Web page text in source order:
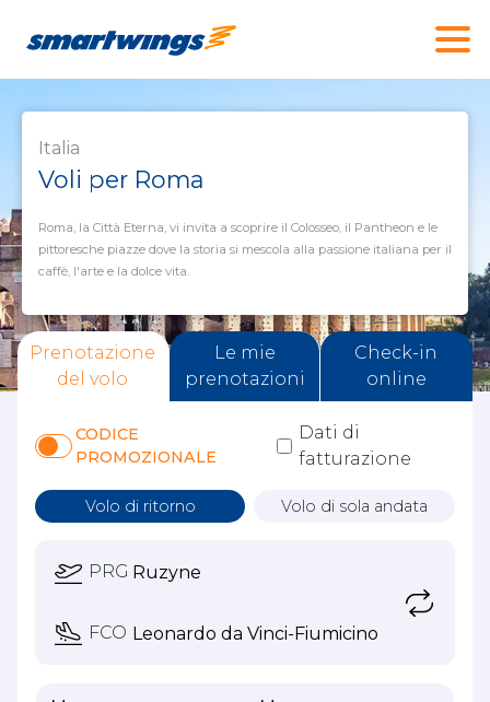
Italia
Voli per Roma
Roma, la Città Eterna, vi invita a scoprire il Colosseo, il Pantheon e le
pittoresche piazze dove la storia si mescola alla passione italiana per il
caffè, l'arte e la dolce vita.
Prenotazione
del volo
Le mie
prenotazioni
Check-in
online
CODICE
PROMOZIONALE
Dati di
fatturazione
Volo di ritorno Volo di sola andata
PRG
FCO